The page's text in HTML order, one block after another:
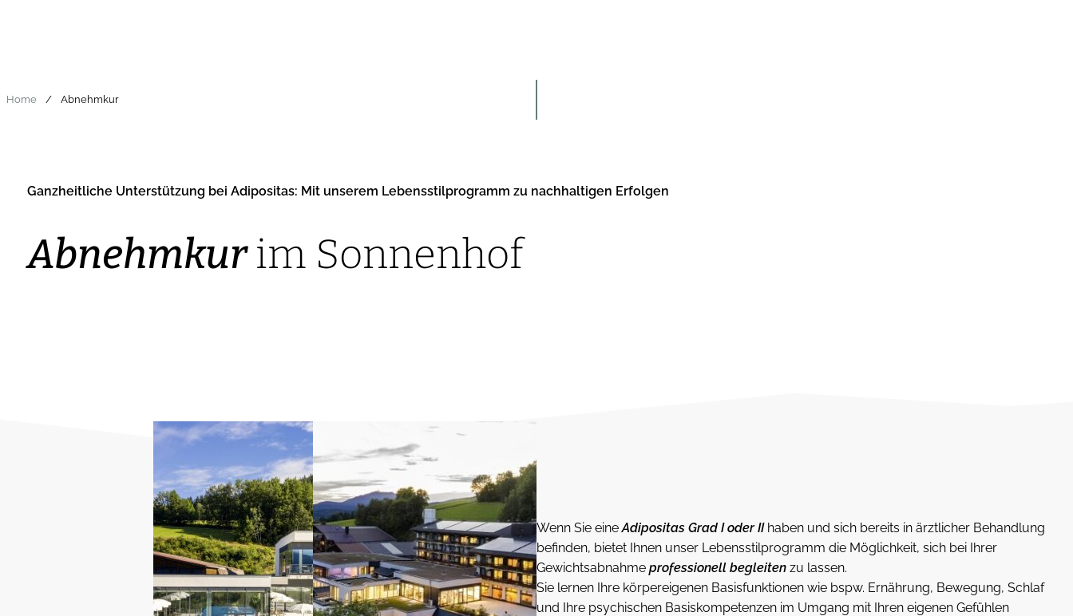
Home / Abnehmkur
Ganzheitliche Unterstützung bei Adipositas: Mit unserem Lebensstilprogramm zu nachhaltigen Erfolgen
Abnehmkurim Sonnenhof
Wenn Sie eineAdipositas Grad I oder IIhaben und sich bereits in ärztlicher Behandlung
befinden, bietet Ihnen unser Lebensstilprogramm die Möglichkeit, sich bei Ihrer
Gewichtsabnahme professionell begleiten zu lassen.
Sie lernen Ihre körpereigenen Basisfunktionen wie bspw. Ernährung, Bewegung, Schlaf
und Ihre psychischen Basiskompetenzen im Umgang mit Ihren eigenen Gefühlen